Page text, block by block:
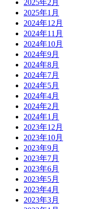
2025年2月
2025年1月
2024年12月
2024年11月
2024年10月
2024年9月
2024年8月
2024年7月
2024年5月
2024年4月
2024年2月
2024年1月
2023年12月
2023年10月
2023年9月
2023年7月
2023年6月
2023年5月
2023年4月
2023年3月